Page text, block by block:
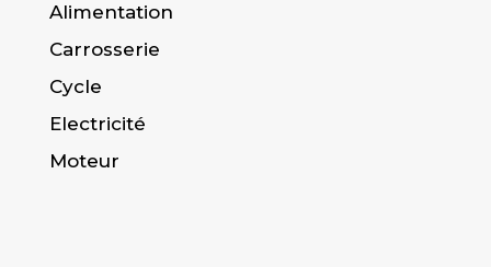
Alimentation
Carrosserie
Cycle
Electricité
Moteur